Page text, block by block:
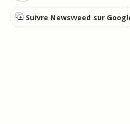
Suivre Newsweed sur